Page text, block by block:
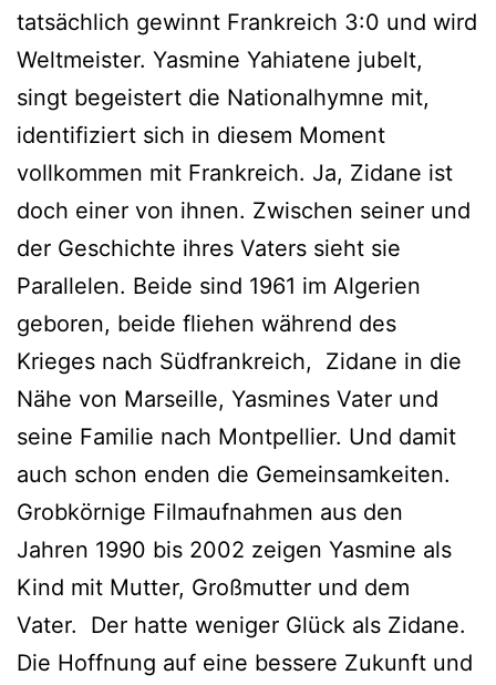
tatsächlich gewinnt Frankreich 3:0 und wird
Weltmeister. Yasmine Yahiatene jubelt,
singt begeistert die Nationalhymne mit,
identifiziert sich in diesem Moment
vollkommen mit Frankreich. Ja, Zidane ist
doch einer von ihnen. Zwischen seiner und
der Geschichte ihres Vaters sieht sie
Parallelen. Beide sind 1961 im Algerien
geboren, beide fliehen während des
Krieges nach Südfrankreich, Zidane in die
Nähe von Marseille, Yasmines Vater und
seine Familie nach Montpellier. Und damit
auch schon enden die Gemeinsamkeiten.
Grobkörnige Filmaufnahmen aus den
Jahren 1990 bis 2002 zeigen Yasmine als
Kind mit Mutter, Großmutter und dem
Vater. Der hatte weniger Glück als Zidane.
Die Hoffnung auf eine bessere Zukunft und